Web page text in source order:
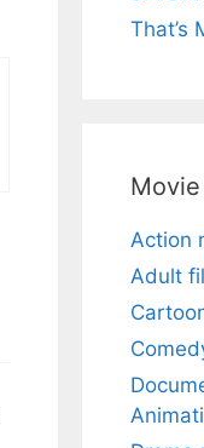
That’s
Action
Adult